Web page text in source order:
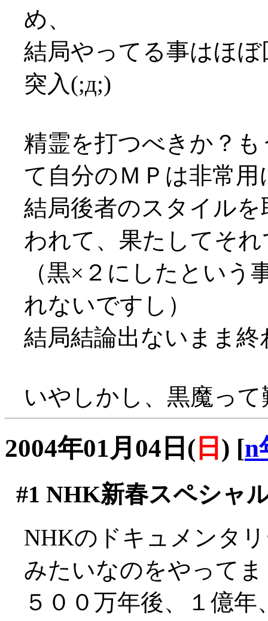
め、
結局やってる事はほ
突入(;д;)
精霊を打つべきか？
て自分のＭＰは非常
結局後者のスタイル
われて、果たしてそ
（黒×２にしたという
れないですし）
結局結論出ないまま
いやしかし、黒魔っ
2004年01月04日( 日 ) [n
#1 NHK新春スペシャ
NHKのドキュメンタ
みたいなのをやって
５００万年後、１億